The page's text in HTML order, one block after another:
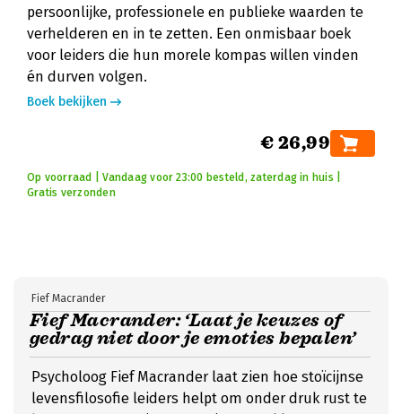
persoonlijke, professionele en publieke waarden te
verhelderen en in te zetten. Een onmisbaar boek
voor leiders die hun morele kompas willen vinden
én durven volgen.
Boek bekijken
€ 26,99
Op voorraad | Vandaag voor 23:00 besteld, zaterdag in huis |
Gratis verzonden
Fief Macrander: ‘Laat je keuzes of
gedrag niet door je emoties bepalen’
Fief Macrander
Psycholoog Fief Macrander laat zien hoe stoïcijnse
levensfilosofie leiders helpt om onder druk rust te